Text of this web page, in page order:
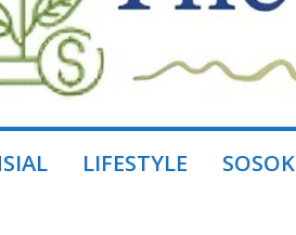
LIFESTYLE SOSOK